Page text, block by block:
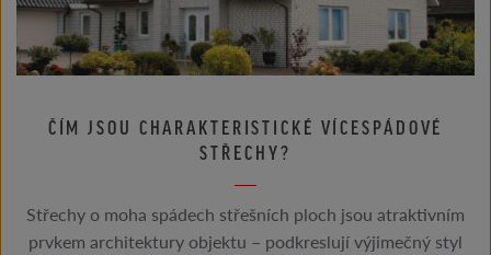
ČÍM JSOU CHARAKTERISTICKÉ VÍCESPÁDOVÉ
STŘECHY?
Střechy o moha spádech střešních ploch jsou atraktivním
prvkem architektury objektu – podkreslují výjimečný styl